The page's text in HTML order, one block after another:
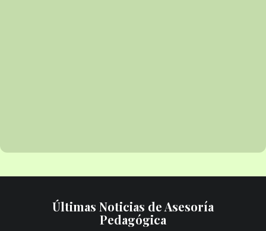
Últimas Noticias de Asesoría
Pedagógica